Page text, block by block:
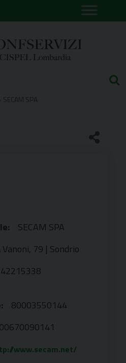
SECAM SPA
SECAM SPA
Vanoni, 79 | Sondrio
80003550144
00670090141
www.secam.net/